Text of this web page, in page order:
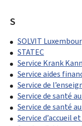
S
SOLVIT
STATEC
Service Krank
Service aides
Service de
Service de santé
Service de santé
Service d’accueil